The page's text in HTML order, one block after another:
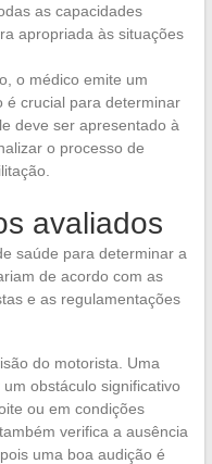
as capacidades
apropriada às situações
o médico emite um
é crucial para determinar
deve ser apresentado à
o processo de
avaliados
saúde para determinar a
de acordo com as
e as regulamentações
do motorista. Uma
obstáculo significativo
ou em condições
verifica a ausência
uma boa audição é